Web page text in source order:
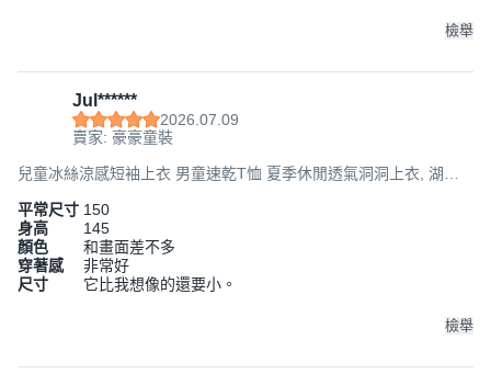
檢舉
Jul******
2026.07.09
賣家: 豪豪童裝
兒童冰絲涼感短袖上衣 男童速乾T恤 夏季休閒透氣洞洞上衣, 湖
平常尺寸 150
身高
145
顏色
和畫面差不多
穿著感
非常好
尺寸
它比我想像的還要小。
檢舉